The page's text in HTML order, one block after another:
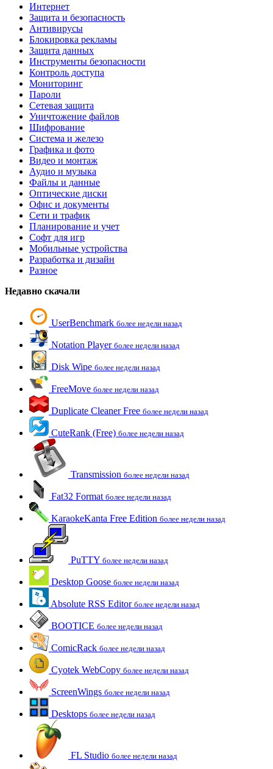
Интернет
Защита и безопасность
Антивирусы
Блокировка рекламы
Защита данных
Инструменты безопасности
Контроль доступа
Мониторинг
Пароли
Сетевая защита
Уничтожение файлов
Шифрование
Система и железо
Графика и фото
Видео и монтаж
Аудио и музыка
Файлы и данные
Оптические диски
Офис и документы
Сети и трафик
Планирование и учет
Софт для игр
Мобильные устройства
Разработка и дизайн
Разное
Недавно скачали
UserBenchmark более недели назад
Notation Player более недели назад
Disk Wipe более недели назад
FreeMove более недели назад
Duplicate Cleaner Free более недели назад
CuteRank (Free) более недели назад
Transmission более недели назад
Fat32 Format более недели назад
KaraokeKanta Free Edition более недели назад
PuTTY более недели назад
Desktop Goose более недели назад
Absolute RSS Editor более недели назад
BOOTICE более недели назад
ComicRack более недели назад
Cyotek WebCopy более недели назад
ScreenWings более недели назад
Desktops более недели назад
FL Studio более недели назад